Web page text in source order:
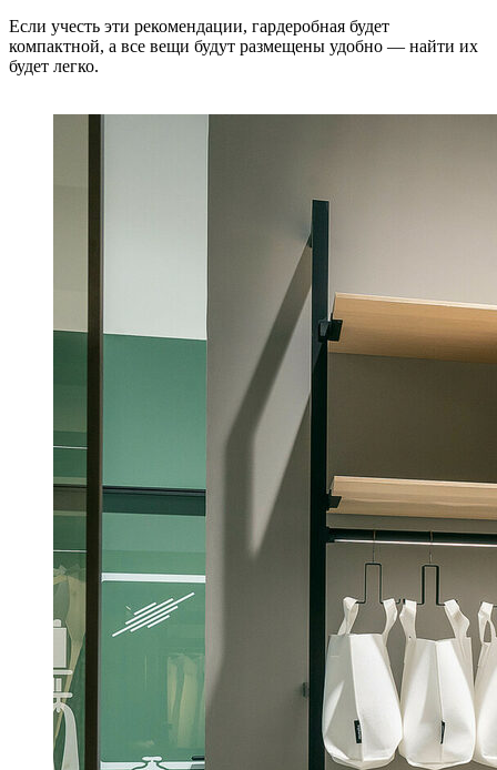
Если учесть эти рекомендации, гардеробная будет
компактной, а все вещи будут размещены удобно — найти их
будет легко.